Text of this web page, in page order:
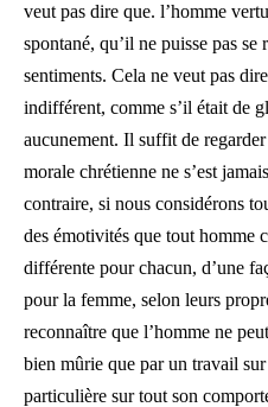
veut pas dire que. l’homme
spontané, qu’il ne puisse pas
sentiments. Cela ne veut pas
indifférent, comme s’il était de
aucunement. Il suffit de
morale chrétienne ne s’est
contraire, si nous considérons
des émotivités que tout homme
différente pour chacun, d’une
pour la femme, selon leurs
reconnaître que l’homme ne
bien mûrie que par un travail
particulière sur tout son